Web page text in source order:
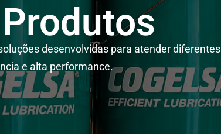
desenvolvidas para atender diferentes
e alta performance.